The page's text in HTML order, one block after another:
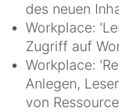
des neuen
Workplace:
Zugriff auf
Workplace:
Anlegen,
von